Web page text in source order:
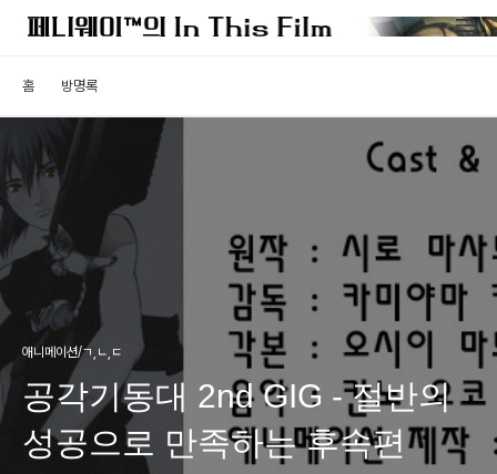
홈 방명록
애니메이션/ㄱ,ㄴ,ㄷ
공각기동대 2nd GIG - 절반의
성공으로 만족하는 후속편